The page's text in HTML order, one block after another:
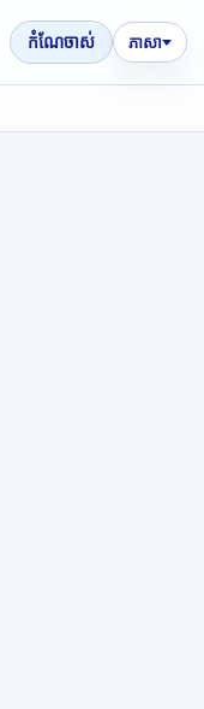
កំណែចាស់ ភាសា